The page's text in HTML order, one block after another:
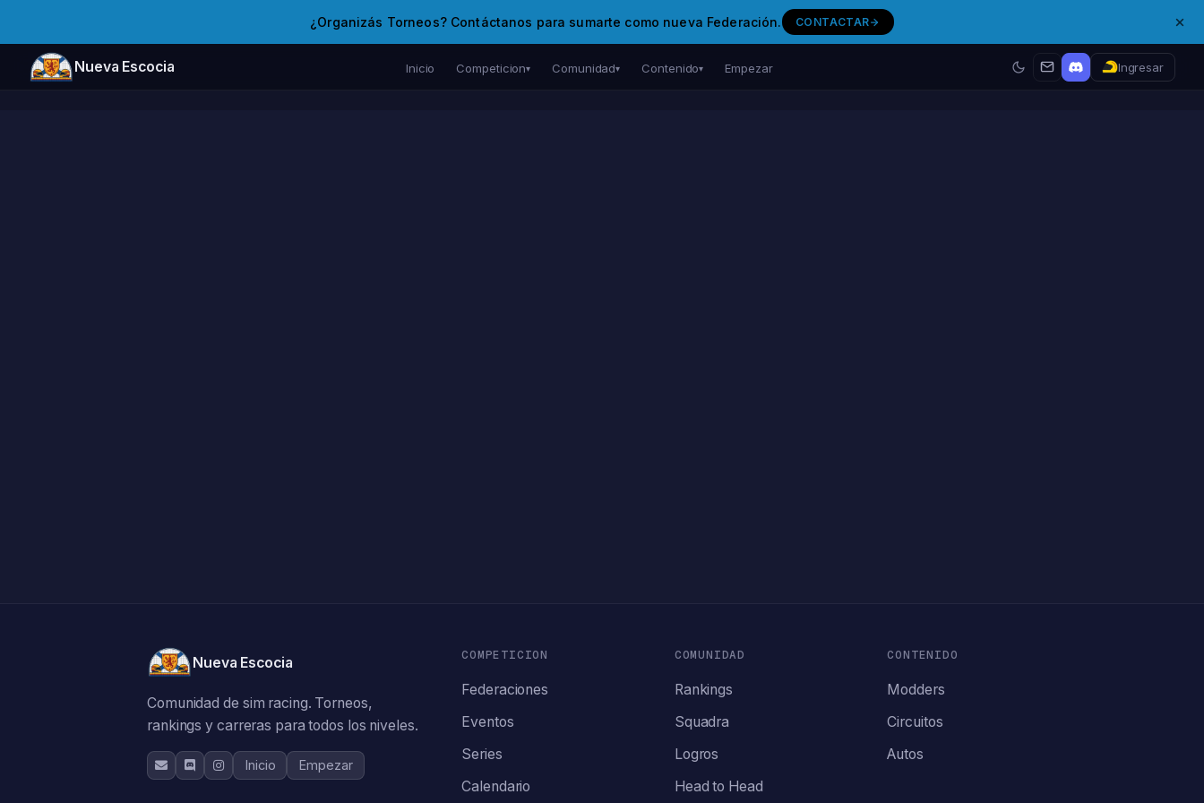
¿Organizás Torneos? Contáctanos para sumarte como nueva Federación. CONTACTAR
Nueva Escocia Inicio Competicion▾ Comunidad▾ Contenido▾ Empezar Ingresar
Nueva Escocia
Comunidad de sim racing. Torneos,
rankings y carreras para todos los niveles.
Inicio Empezar
COMPETICION
Federaciones
Eventos
Series
Calendario
COMUNIDAD
Rankings
Squadra
Logros
Head to Head
CONTENIDO
Modders
Circuitos
Autos